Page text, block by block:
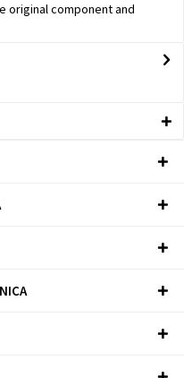
original component and